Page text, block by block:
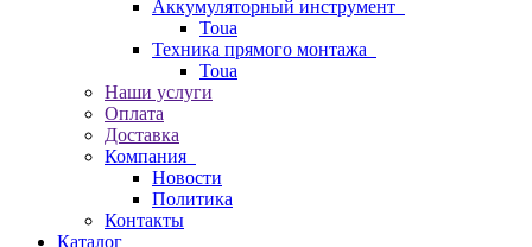
Аккумуляторный инструмент
Toua
Техника прямого монтажа
Toua
Наши услуги
Оплата
Доставка
Компания
Новости
Политика
Контакты
Каталог